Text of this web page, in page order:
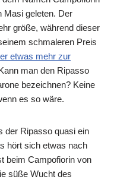
Masi geleten. Der
größe, während dieser
schmaleren Preis
etwas mehr zur
man den Ripasso
bezeichnen? Keine
es so wäre.
der Ripasso quasi ein
hört sich etwas nach
beim Campofiorin von
süße Wucht des